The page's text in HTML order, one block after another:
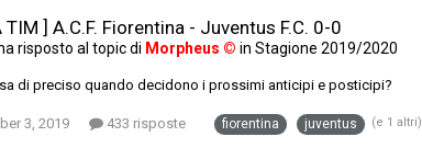
TIM ] A.C.F. Fiorentina - Juventus F.C. 0-0
ha risposto al topic di Morpheus © in Stagione 2019/2020
di preciso quando decidono i prossimi anticipi e posticipi?
3, 2019 433 risposte fiorentina juventus (e 1 altri)